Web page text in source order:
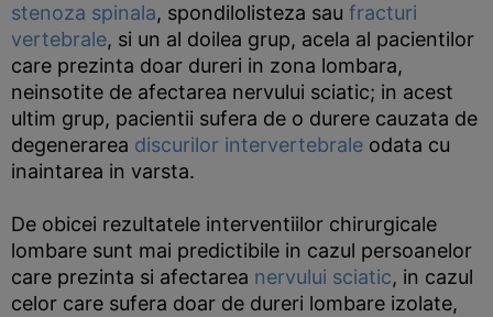
stenoza spinala, spondilolisteza sau fracturi
vertebrale, si un al doilea grup, acela al pacientilor
care prezinta doar dureri in zona lombara,
neinsotite de afectarea nervului sciatic; in acest
ultim grup, pacientii sufera de o durere cauzata de
degenerarea discurilor intervertebrale odata cu
inaintarea in varsta.
De obicei rezultatele interventiilor chirurgicale
lombare sunt mai predictibile in cazul persoanelor
care prezinta si afectarea nervului sciatic, in cazul
celor care sufera doar de dureri lombare izolate,